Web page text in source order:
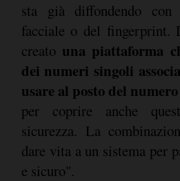
sta già diffondendo con
facciale o del fingerprint.
creato una piattaforma
dei numeri singoli
usare al posto del
per coprire anche
sicurezza. La
dare vita a un sistema per
e sicuro".